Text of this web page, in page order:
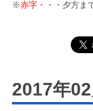
※赤字 ・・・夕方ま
2017年